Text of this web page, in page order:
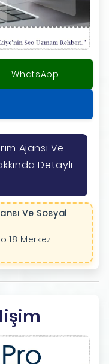
WhatsApp
Ajansı Ve
Detaylı
Ve Sosyal
Merkez -